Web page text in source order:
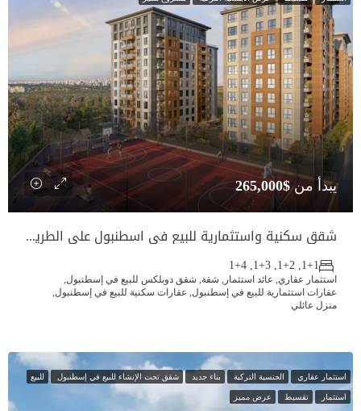
يبدأ من$265,000
شقق سكنية واستثمارية للبيع في اسطنبول على الطريق السريع – موقع مركزي وخدمات متكاملة
1+1, 1+2, 1+3, 1+4
استثمار عقاري, عائد استثمار, شقة, شقق دوبلكس للبيع في إسطنبول,
عقارات استثمارية للبيع في إسطنبول, عقارات سكنية للبيع في إسطنبول,
منزل عائلي
استثمار عقاري الجنسية التركية بناء جديد شقق تحت الإنشاء للبيع في إسطنبول للبيع
استثمار تقسيط عرض مميز